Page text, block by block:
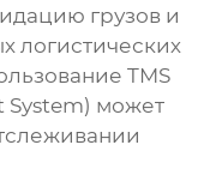
грузов и
логистических
TMS
может